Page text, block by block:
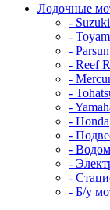
Лодочные
- Suzuki
-
- Parsun
- Reef
-
-
-
- Honda
-
-
-
-
- Б/у